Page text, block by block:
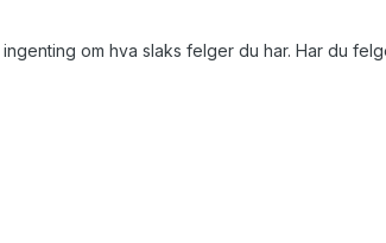
om hva slaks felger du har. Har du